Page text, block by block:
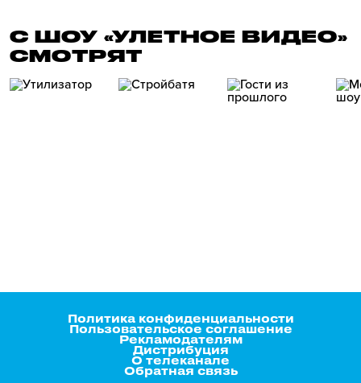
С ШОУ «УЛЕТНОЕ ВИДЕО»
СМОТРЯТ
Политика конфиденциальности
Пользовательское соглашение
Рекламодателям
Дистрибуция
О телеканале
Обратная связь